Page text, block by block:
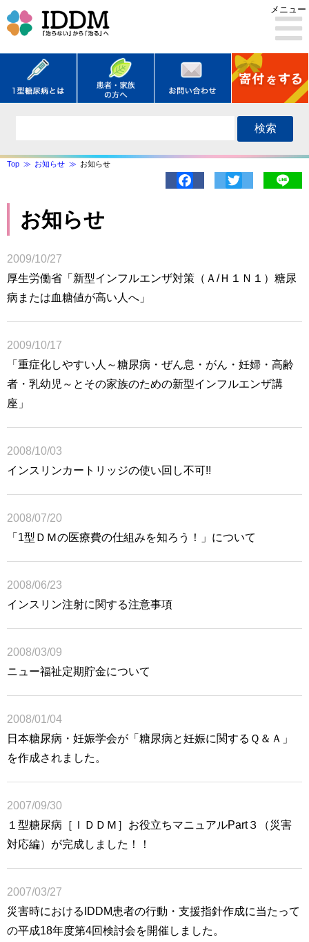
メニュー
検索
Top お知らせ お知らせ
Facebook
お知らせ
2009/10/27
厚生労働省「新型インフルエンザ対策（Ａ/Ｈ１Ｎ１）糖尿
病または血糖値が高い人へ」
2009/10/17
「重症化しやすい人～糖尿病・ぜん息・がん・妊婦・高齢
者・乳幼児～とその家族のための新型インフルエンザ講
座」
2008/10/03
インスリンカートリッジの使い回し不可!!
2008/07/20
「1型ＤＭの医療費の仕組みを知ろう！」について
2008/06/23
インスリン注射に関する注意事項
2008/03/09
ニュー福祉定期貯金について
2008/01/04
日本糖尿病・妊娠学会が「糖尿病と妊娠に関するＱ＆Ａ」
を作成されました。
2007/09/30
１型糖尿病［ＩＤＤＭ］お役立ちマニュアルPart３（災害
対応編）が完成しました！！
2007/03/27
災害時におけるIDDM患者の行動・支援指針作成に当たって
の平成18年度第4回検討会を開催しました。